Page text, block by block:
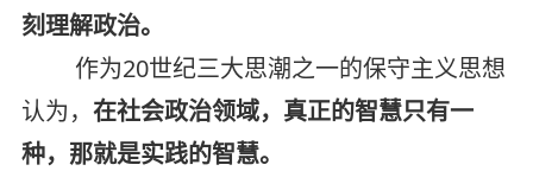
刻理解政治。
作为20世纪三大思潮之一的保守主义思想
认为， 在社会政治领域，真正的智慧只有一
种，那就是实践的智慧。